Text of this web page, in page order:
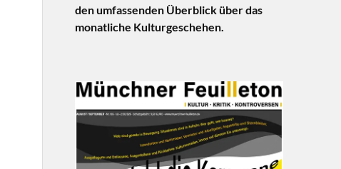
den umfassenden Überblick über das
monatliche Kulturgeschehen.